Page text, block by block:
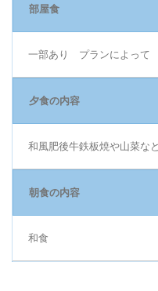
部屋食
一部あり プランによって
夕食の内容
和風肥後牛鉄板焼や山菜な
朝食の内容
和食